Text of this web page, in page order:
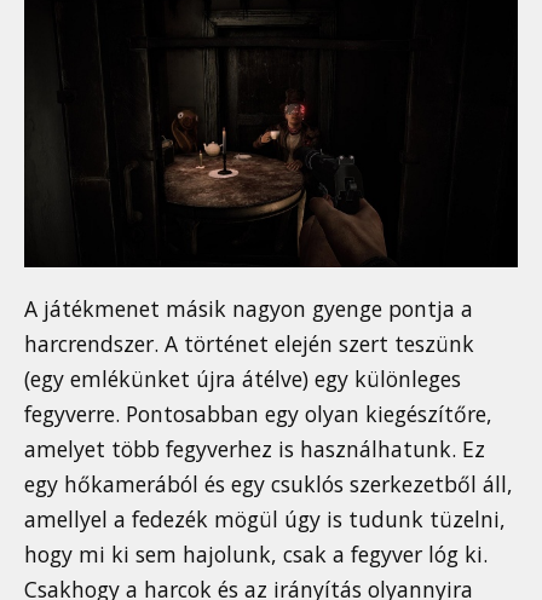
A játékmenet másik nagyon gyenge pontja a
harcrendszer. A történet elején szert teszünk
(egy emlékünket újra átélve) egy különleges
fegyverre. Pontosabban egy olyan kiegészítőre,
amelyet több fegyverhez is használhatunk. Ez
egy hőkamerából és egy csuklós szerkezetből áll,
amellyel a fedezék mögül úgy is tudunk tüzelni,
hogy mi ki sem hajolunk, csak a fegyver lóg ki.
Csakhogy a harcok és az irányítás olyannyira